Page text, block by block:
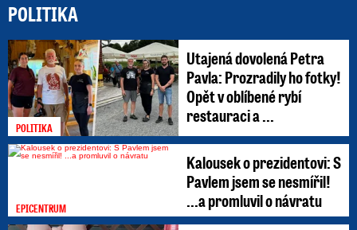
POLITIKA
POLITIKA
Utajená dovolená Petra
Pavla: Prozradily ho fotky!
Opět v oblíbené rybí
restauraci a ...
EPICENTRUM
Kalousek o prezidentovi: S
Pavlem jsem se nesmířil!
...a promluvil o návratu